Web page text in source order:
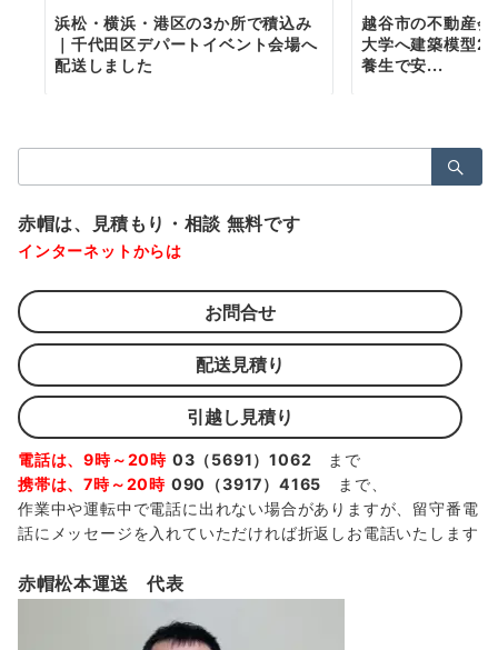
浜松・横浜・港区の3か所で積込み
｜千代田区デパートイベント会場へ
配送しました
越谷市の不動産
大学へ建築模型2
養生で安...
索：
赤帽は、見積もり・相談 無料です
インターネットからは
お問合せ
配送見積り
引越し見積り
電話は、9時～20時 03（5691）1062 まで
携帯は、7時～20時 090（3917）4165 まで、
作業中や運転中で電話に出れない場合がありますが、留守番電
話にメッセージを入れていただければ折返しお電話いたします
赤帽松本運送 代表